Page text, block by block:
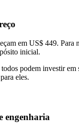
em US$ 449. Para
inicial.
podem investir em
eles.
engenharia